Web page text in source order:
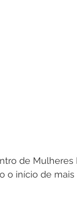
de
o início de